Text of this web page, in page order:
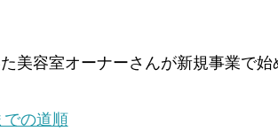
美容室オーナーさんが新規事業で始
での道順